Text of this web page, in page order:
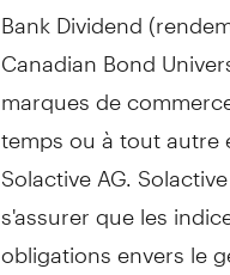
Bank Dividend
Canadian Bond
marques de
temps ou à tout autre
Solactive AG.
s'assurer que les
obligations envers le